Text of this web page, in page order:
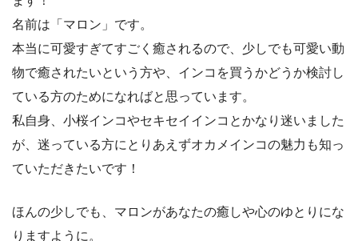
名前は「マロン」です。
本当に可愛すぎてすごく癒されるので、少しでも可愛い動
物で癒されたいという方や、インコを買うかどうか検討し
ている方のためになればと思っています。
私自身、小桜インコやセキセイインコとかなり迷いました
が、迷っている方にとりあえずオカメインコの魅力も知っ
ていただきたいです！
ほんの少しでも、マロンがあなたの癒しや心のゆとりにな
りますように。